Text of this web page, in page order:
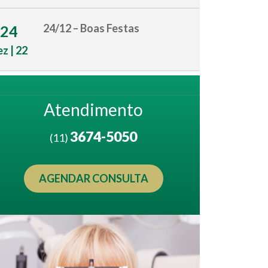
24
| 22
24/12 – Boas Festas
Atendimento
(11)3674-5050
AGENDAR CONSULTA